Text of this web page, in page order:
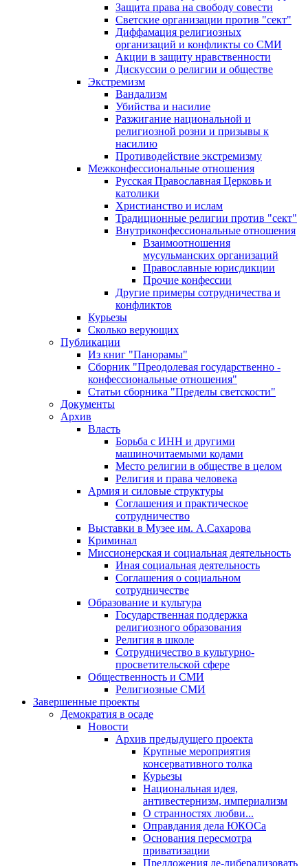
Защита права на свободу совести
Светские организации против "сект"
Диффамация религиозных
организаций и конфликты со СМИ
Акции в защиту нравственности
Дискуссии о религии и обществе
Экстремизм
Вандализм
Убийства и насилие
Разжигание национальной и
религиозной розни и призывы к
насилию
Противодействие экстремизму
Межконфессиональные отношения
Русская Православная Церковь и
католики
Христианство и ислам
Традиционные религии против "сект"
Внутриконфессиональные отношения
Взаимоотношения
мусульманских организаций
Православные юрисдикции
Прочие конфессии
Другие примеры сотрудничества и
конфликтов
Курьезы
Сколько верующих
Публикации
Из книг "Панорамы"
Сборник "Преодолевая государственно -
конфессиональные отношения"
Статьи сборника "Пределы светскости"
Документы
Архив
Власть
Борьба с ИНН и другими
машиночитаемыми кодами
Место религии в обществе в целом
Религия и права человека
Армия и силовые структуры
Соглашения и практическое
сотрудничество
Выставки в Музее им. А.Сахарова
Криминал
Миссионерская и социальная деятельность
Иная социальная деятельность
Соглашения о социальном
сотрудничестве
Образование и культура
Государственная поддержка
религиозного образования
Религия в школе
Сотрудничество в культурно-
просветительской сфере
Общественность и СМИ
Религиозные СМИ
Завершенные проекты
Демократия в осаде
Новости
Архив предыдущего проекта
Крупные мероприятия
консервативного толка
Курьезы
Национальная идея,
антивестернизм, империализм
О странностях любви...
Оправдания дела ЮКОСа
Основания пересмотра
приватизации
Предложения де-либерализовать